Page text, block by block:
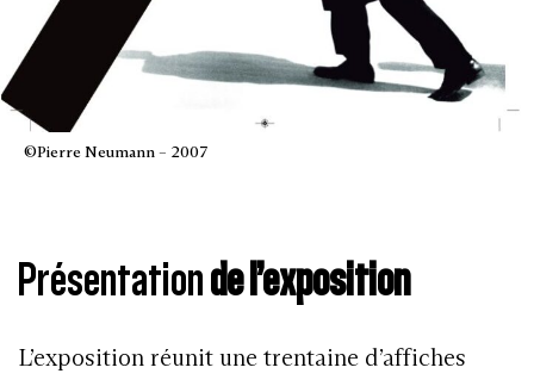
©Pierre Neumann – 2007
Présentationde l’exposition
L’exposition réunit une trentaine d’affiches